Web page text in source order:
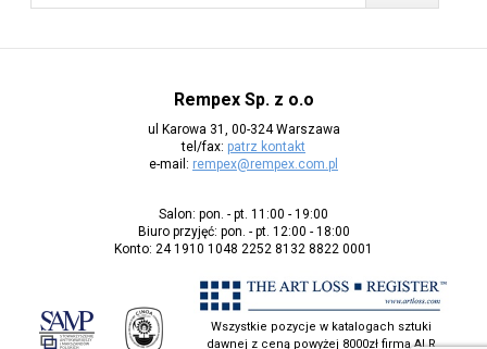
Rempex Sp. z o.o
ul Karowa 31, 00-324 Warszawa
tel/fax: patrz kontakt
e-mail: rempex@rempex.com.pl
Salon: pon. - pt. 11:00 - 19:00
Biuro przyjęć: pon. - pt. 12:00 - 18:00
Konto: 24 1910 1048 2252 8132 8822 0001
Wszystkie pozycje w katalogach sztuki
dawnej z ceną powyżej 8000zł firma ALR